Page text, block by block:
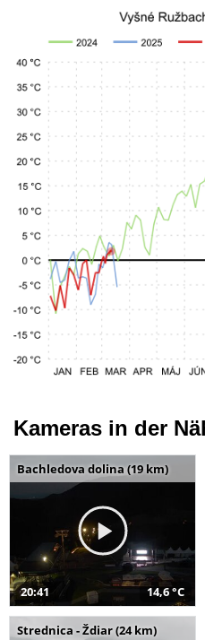
Kameras in der
Bachledova dolina (19 km)
20:41 14,6 °C
Strednica - Ždiar (24 km)